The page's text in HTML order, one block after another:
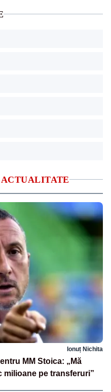
ACTUALITATE
Ionuț Nichita
MM Stoica: „Mă
milioane pe transferuri”